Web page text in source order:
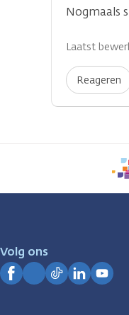
Nogmaals
Laatst
Reageren
Volg ons